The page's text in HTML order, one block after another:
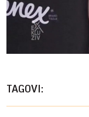
TAGOVI: